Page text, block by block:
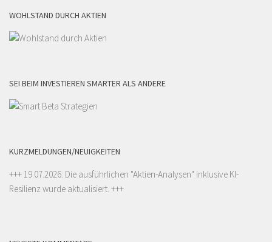
WOHLSTAND DURCH AKTIEN
SEI BEIM INVESTIEREN SMARTER ALS ANDERE
KURZMELDUNGEN/NEUIGKEITEN
+++ 19.07.2026: Die ausführlichen "Aktien-Analysen" inklusive KI-
Resilienz wurde aktualisiert. +++